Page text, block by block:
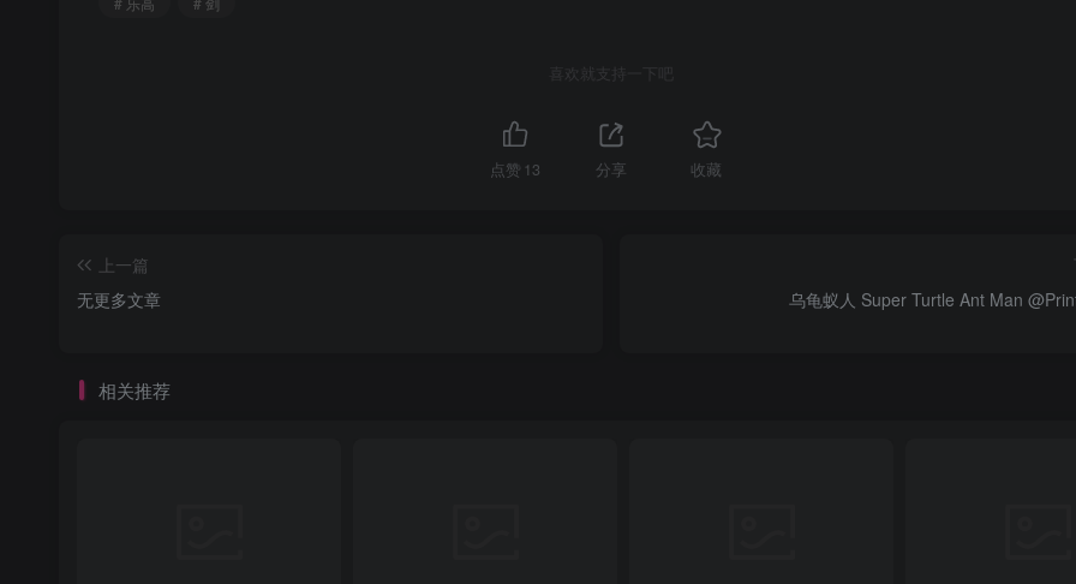
喜欢就支持一下吧
点赞 13 分享 收藏
上一篇
无更多文章
乌龟蚁人 Super Turtle Ant Man
相关推荐